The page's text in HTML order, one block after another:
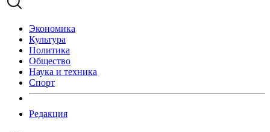
Экономика
Культура
Политика
Общество
Наука и техника
Спорт
Редакция